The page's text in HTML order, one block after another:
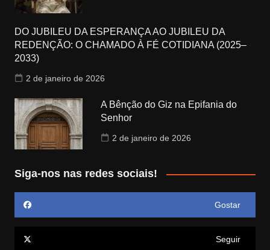
DO JUBILEU DA ESPERANÇA AO JUBILEU DA
REDENÇÃO: O CHAMADO À FÉ COTIDIANA (2025–
2033)
2 de janeiro de 2026
A Bênção do Giz na Epifania do
Senhor
2 de janeiro de 2026
Siga-nos nas redes sociais!
Gostar
Seguir